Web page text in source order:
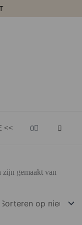
<< 0
Winkelwagen
gemaakt van